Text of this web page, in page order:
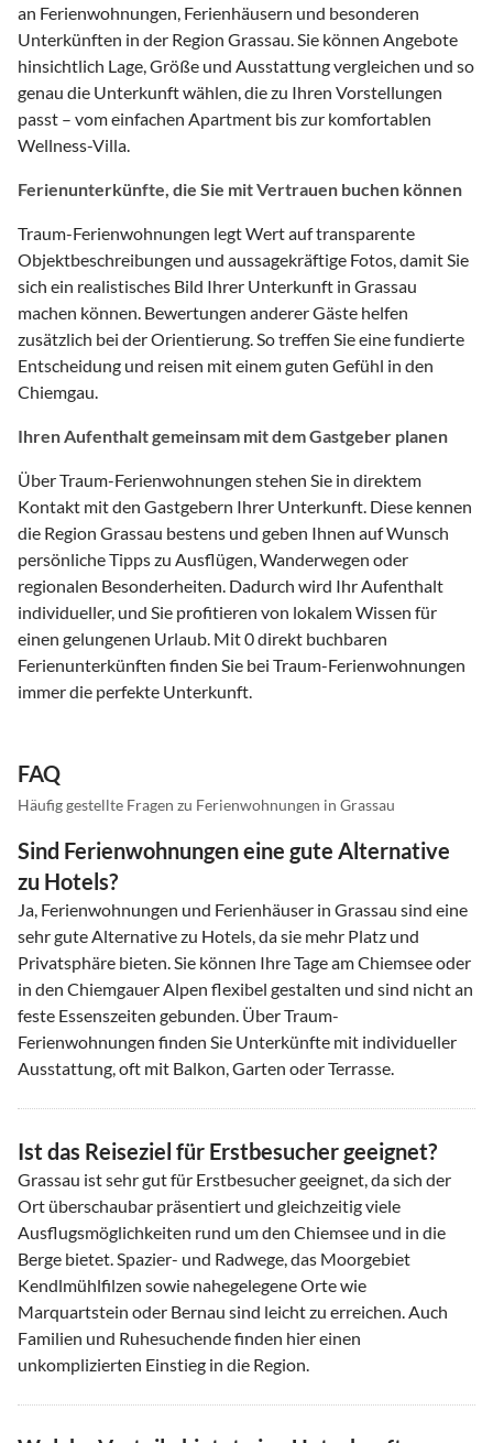
an Ferienwohnungen, Ferienhäusern und besonderen
Unterkünften in der Region Grassau. Sie können Angebote
hinsichtlich Lage, Größe und Ausstattung vergleichen und so
genau die Unterkunft wählen, die zu Ihren Vorstellungen
passt – vom einfachen Apartment bis zur komfortablen
Wellness-Villa.
Ferienunterkünfte, die Sie mit Vertrauen buchen können
Traum-Ferienwohnungen legt Wert auf transparente
Objektbeschreibungen und aussagekräftige Fotos, damit Sie
sich ein realistisches Bild Ihrer Unterkunft in Grassau
machen können. Bewertungen anderer Gäste helfen
zusätzlich bei der Orientierung. So treffen Sie eine fundierte
Entscheidung und reisen mit einem guten Gefühl in den
Chiemgau.
Ihren Aufenthalt gemeinsam mit dem Gastgeber planen
Über Traum-Ferienwohnungen stehen Sie in direktem
Kontakt mit den Gastgebern Ihrer Unterkunft. Diese kennen
die Region Grassau bestens und geben Ihnen auf Wunsch
persönliche Tipps zu Ausflügen, Wanderwegen oder
regionalen Besonderheiten. Dadurch wird Ihr Aufenthalt
individueller, und Sie profitieren von lokalem Wissen für
einen gelungenen Urlaub. Mit 0 direkt buchbaren
Ferienunterkünften finden Sie bei Traum-Ferienwohnungen
immer die perfekte Unterkunft.
FAQ
Häufig gestellte Fragen zu Ferienwohnungen in Grassau
Sind Ferienwohnungen eine gute Alternative
zu Hotels?
Ja, Ferienwohnungen und Ferienhäuser in Grassau sind eine
sehr gute Alternative zu Hotels, da sie mehr Platz und
Privatsphäre bieten. Sie können Ihre Tage am Chiemsee oder
in den Chiemgauer Alpen flexibel gestalten und sind nicht an
feste Essenszeiten gebunden. Über Traum-
Ferienwohnungen finden Sie Unterkünfte mit individueller
Ausstattung, oft mit Balkon, Garten oder Terrasse.
Ist das Reiseziel für Erstbesucher geeignet?
Grassau ist sehr gut für Erstbesucher geeignet, da sich der
Ort überschaubar präsentiert und gleichzeitig viele
Ausflugsmöglichkeiten rund um den Chiemsee und in die
Berge bietet. Spazier- und Radwege, das Moorgebiet
Kendlmühlfilzen sowie nahegelegene Orte wie
Marquartstein oder Bernau sind leicht zu erreichen. Auch
Familien und Ruhesuchende finden hier einen
unkomplizierten Einstieg in die Region.